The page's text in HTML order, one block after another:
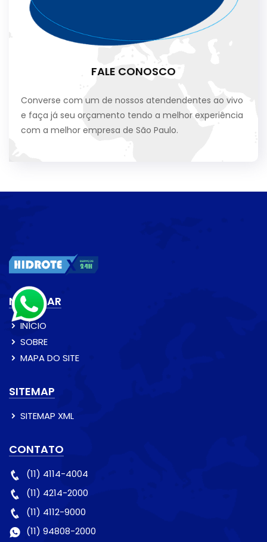
FALE CONOSCO
Converse com um de nossos atendendentes ao vivo
e faça já seu orçamento tendo a melhor experiência
com a melhor empresa de São Paulo.
NAVEGAR
INÍCIO
SOBRE
MAPA DO SITE
SITEMAP
SITEMAP XML
CONTATO
(11) 4114-4004
(11) 4214-2000
(11) 4112-9000
(11) 94808-2000